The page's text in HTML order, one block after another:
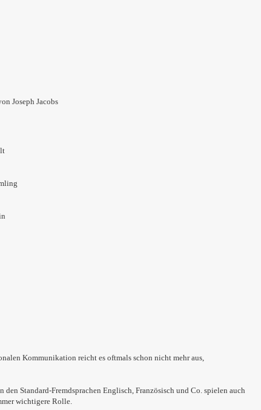
Joseph Jacobs
Kommunikation reicht es oftmals schon nicht mehr aus,
Standard-Fremdsprachen Englisch, Französisch und Co. spielen auch
wichtigere Rolle.